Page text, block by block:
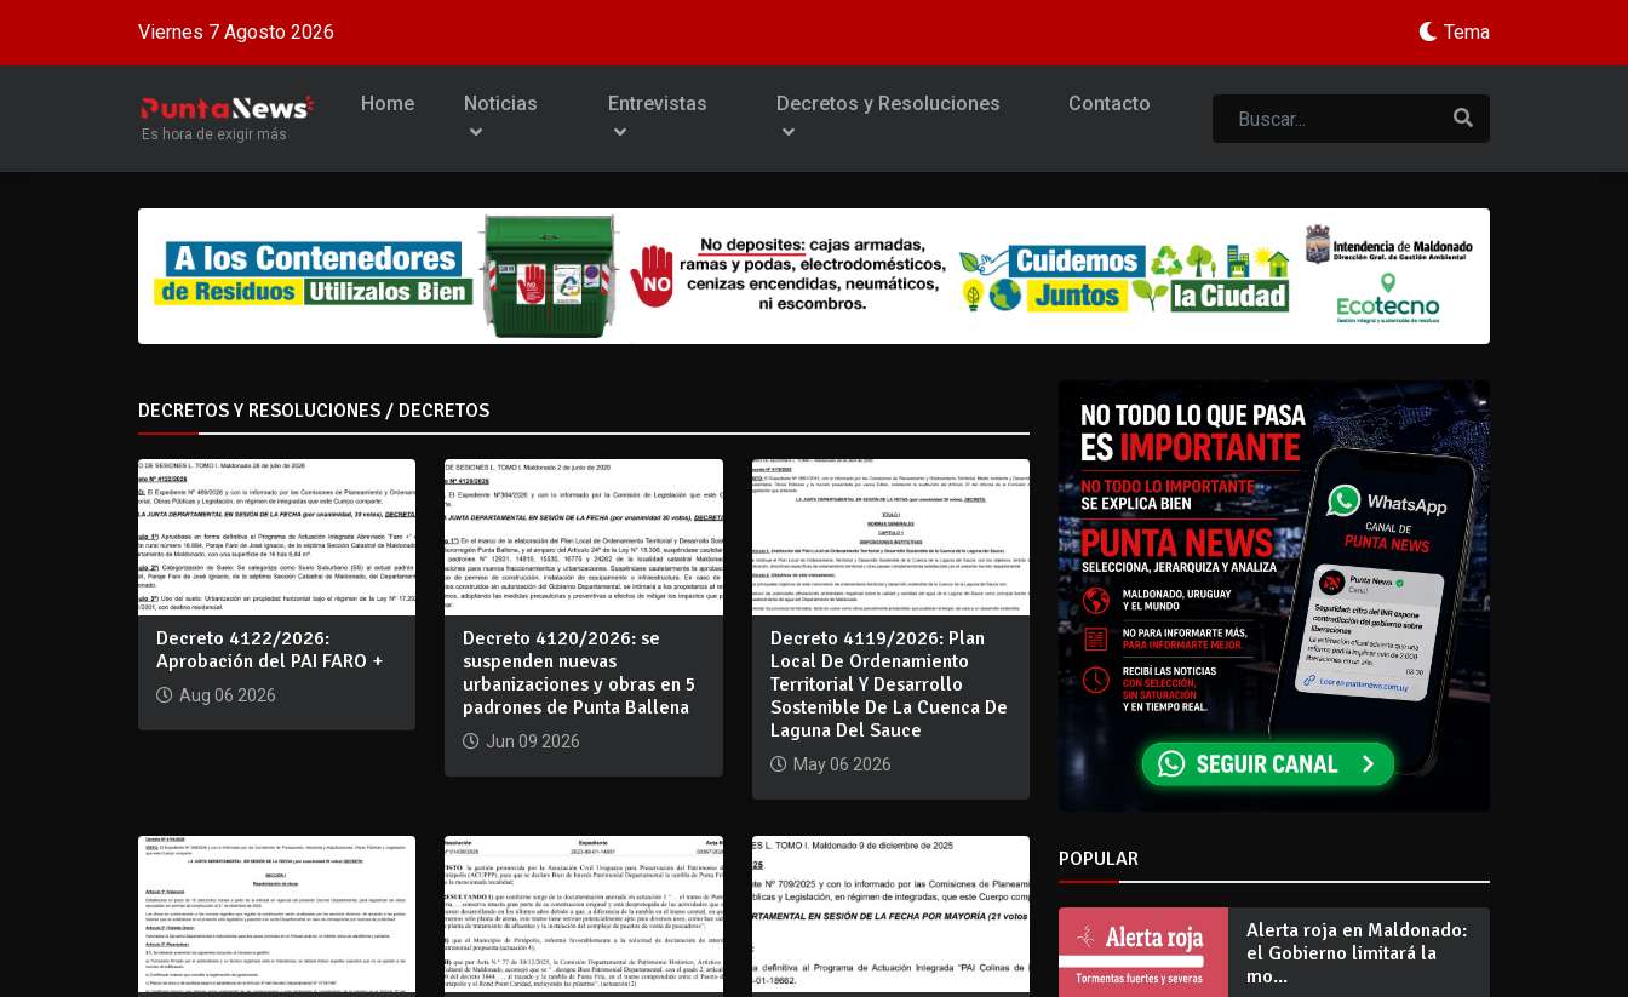
Viernes 7 Agosto 2026 Tema
Es hora de exigir más
Home Noticias Entrevistas Decretos y Resoluciones Contacto
DECRETOS Y RESOLUCIONES / DECRETOS
Decreto 4122/2026:
Aprobación del PAI FARO +
Aug 06 2026
Decreto 4120/2026: se
suspenden nuevas
urbanizaciones y obras en 5
padrones de Punta Ballena
Jun 09 2026
Decreto 4119/2026: Plan
Local De Ordenamiento
Territorial Y Desarrollo
Sostenible De La Cuenca De
Laguna Del Sauce
May 06 2026
POPULAR
Alerta roja en Maldonado:
el Gobierno limitará la
mo...